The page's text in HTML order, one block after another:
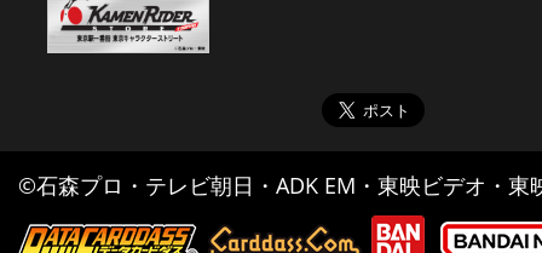
©石森プロ・テレビ朝日・ADK EM・東映ビデオ・